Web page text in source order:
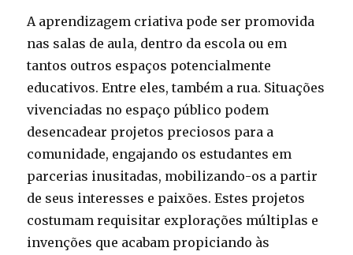
A aprendizagem criativa pode ser promovida
nas salas de aula, dentro da escola ou em
tantos outros espaços potencialmente
educativos. Entre eles, também a rua. Situações
vivenciadas no espaço público podem
desencadear projetos preciosos para a
comunidade, engajando os estudantes em
parcerias inusitadas, mobilizando­-os a partir
de seus interesses e paixões. Estes projetos
costumam requisitar explorações múltiplas e
invenções que acabam propiciando às